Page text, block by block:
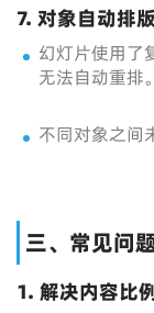
7. 对象自动排
幻灯片使用了
无法自动重排。
不同对象之间
三、常见问
1. 解决内容比